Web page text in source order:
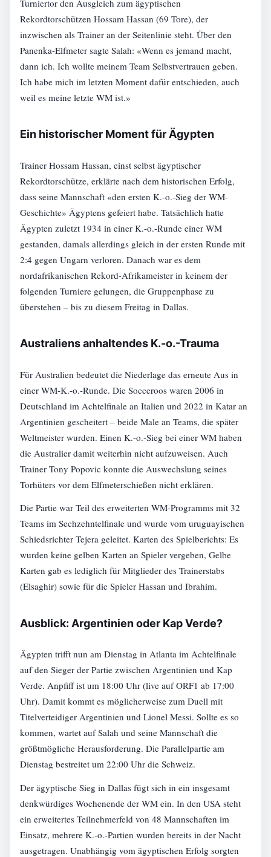
Turniertor den Ausgleich zum ägyptischen
Rekordtorschützen Hossam Hassan (69 Tore), der
inzwischen als Trainer an der Seitenlinie steht. Über den
Panenka-Elfmeter sagte Salah: «Wenn es jemand macht,
dann ich. Ich wollte meinem Team Selbstvertrauen geben.
Ich habe mich im letzten Moment dafür entschieden, auch
weil es meine letzte WM ist.»
Ein historischer Moment für Ägypten
Trainer Hossam Hassan, einst selbst ägyptischer
Rekordtorschütze, erklärte nach dem historischen Erfolg,
dass seine Mannschaft «den ersten K.-o.-Sieg der WM-
Geschichte» Ägyptens gefeiert habe. Tatsächlich hatte
Ägypten zuletzt 1934 in einer K.-o.-Runde einer WM
gestanden, damals allerdings gleich in der ersten Runde mit
2:4 gegen Ungarn verloren. Danach war es dem
nordafrikanischen Rekord-Afrikameister in keinem der
folgenden Turniere gelungen, die Gruppenphase zu
überstehen – bis zu diesem Freitag in Dallas.
Australiens anhaltendes K.-o.-Trauma
Für Australien bedeutet die Niederlage das erneute Aus in
einer WM-K.-o.-Runde. Die Socceroos waren 2006 in
Deutschland im Achtelfinale an Italien und 2022 in Katar an
Argentinien gescheitert – beide Male an Teams, die später
Weltmeister wurden. Einen K.-o.-Sieg bei einer WM haben
die Australier damit weiterhin nicht aufzuweisen. Auch
Trainer Tony Popovic konnte die Auswechslung seines
Torhüters vor dem Elfmeterschießen nicht erklären.
Die Partie war Teil des erweiterten WM-Programms mit 32
Teams im Sechzehntelfinale und wurde vom uruguayischen
Schiedsrichter Tejera geleitet. Karten des Spielberichts: Es
wurden keine gelben Karten an Spieler vergeben, Gelbe
Karten gab es lediglich für Mitglieder des Trainerstabs
(Elsaghir) sowie für die Spieler Hassan und Ibrahim.
Ausblick: Argentinien oder Kap Verde?
Ägypten trifft nun am Dienstag in Atlanta im Achtelfinale
auf den Sieger der Partie zwischen Argentinien und Kap
Verde. Anpfiff ist um 18:00 Uhr (live auf ORF1 ab 17:00
Uhr). Damit kommt es möglicherweise zum Duell mit
Titelverteidiger Argentinien und Lionel Messi. Sollte es so
kommen, wartet auf Salah und seine Mannschaft die
größtmögliche Herausforderung. Die Parallelpartie am
Dienstag bestreitet um 22:00 Uhr die Schweiz.
Der ägyptische Sieg in Dallas fügt sich in ein insgesamt
denkwürdiges Wochenende der WM ein. In den USA steht
ein erweitertes Teilnehmerfeld von 48 Mannschaften im
Einsatz, mehrere K.-o.-Partien wurden bereits in der Nacht
ausgetragen. Unabhängig vom ägyptischen Erfolg sorgten